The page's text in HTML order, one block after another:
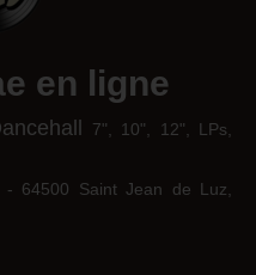
en ligne
7", 10", 12", LPs,
- 64500 Saint Jean de Luz,